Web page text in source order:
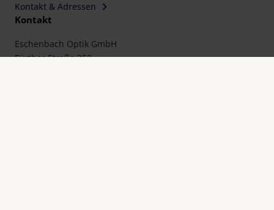
Kontakt & Adressen
Kontakt
Eschenbach Optik GmbH
Fürther Straße 252